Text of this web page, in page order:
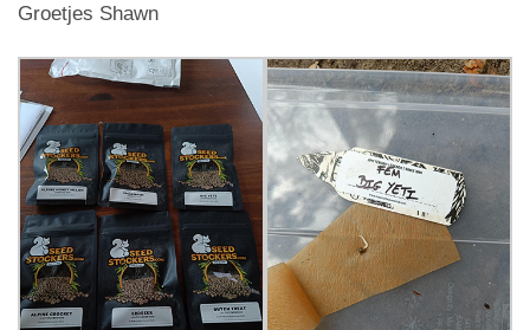
Groetjes Shawn